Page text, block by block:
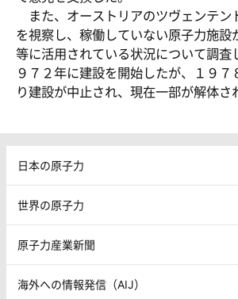
また、オーストリアのツヴェンテン
を視察し、稼働していない原子力施設
等に活用されている状況について調査
９７２年に建設を開始したが、１９７
り建設が中止され、現在一部が解体さ
日本の原子力
世界の原子力
原子力産業新聞
海外への情報発信（AIJ）